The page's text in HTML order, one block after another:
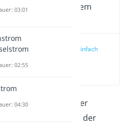
Inhalte in diesem
Lorentzkraft einfach
ist eine der
Kräfte in der
03:01
02:55
04:30